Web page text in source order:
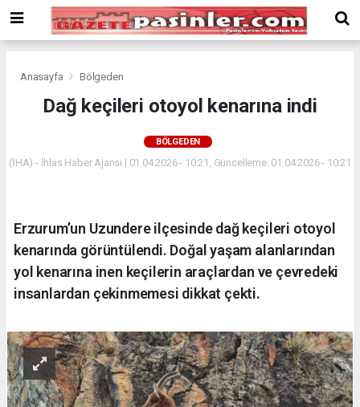
Bonusu
Veren
deneme
bonus
Bonus
Veren
Anasayfa Bölgeden
Dağ keçileri otoyol kenarına indi
BÖLGEDEN
(İHA) - İhlas Haber Ajansı | 01.04.2026 - 10:21, Güncelleme: 01.04.2026 - 10:21
Erzurum’un Uzundere ilçesinde dağ keçileri otoyol
kenarında görüntülendi. Doğal yaşam alanlarından
yol kenarına inen keçilerin araçlardan ve çevredeki
insanlardan çekinmemesi dikkat çekti.